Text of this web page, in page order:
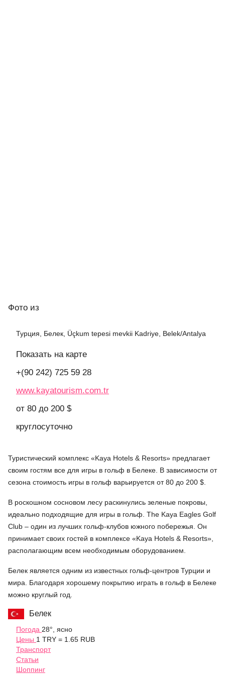
Фото из
Турция, Белек, Üçkum tepesi mevkii Kadriye, Belek/Antalya
Показать на карте
+(90 242) 725 59 28
www.kayatourism.com.tr
от 80 до 200 $
круглосуточно
Туристический комплекс «Kaya Hotels & Resorts» предлагает
своим гостям все для игры в гольф в Белеке. В зависимости от
сезона стоимость игры в гольф варьируется от 80 до 200 $.
В роскошном сосновом лесу раскинулись зеленые покровы,
идеально подходящие для игры в гольф. The Kaya Eagles Golf
Club – один из лучших гольф-клубов южного побережья. Он
принимает своих гостей в комплексе «Kaya Hotels & Resorts»,
располагающим всем необходимым оборудованием.
Белек является одним из известных гольф-центров Турции и
мира. Благодаря хорошему покрытию играть в гольф в Белеке
можно круглый год.
Белек
Погода 28°, ясно
Цены 1 TRY = 1.65 RUB
Транспорт
Статьи
Шоппинг